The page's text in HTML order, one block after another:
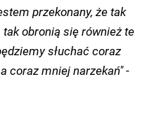
przekonany, że tak
tak obronią się również te
słuchać coraz
coraz mniej narzekań"-